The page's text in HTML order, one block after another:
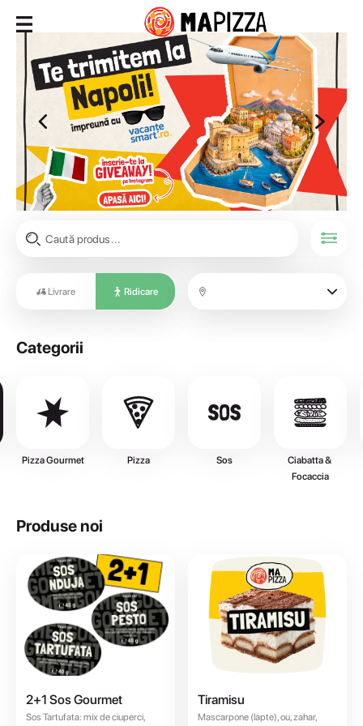
Livrare Ridicare
Categorii
Pizza Gourmet Pizza Sos
Ciabatta &
Focaccia
Produse noi
2+1 Sos Gourmet
Sos Tartufata: mix de ciuperci,
Tiramisu
Mascarpone (lapte), ou, zahar,